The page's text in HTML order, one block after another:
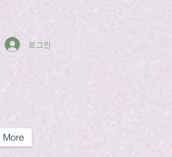
로그인
More